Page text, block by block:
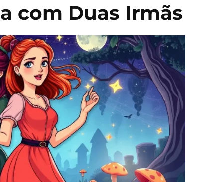
com Duas Irmãs